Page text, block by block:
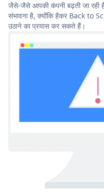
जैसे-जैसे आपकी कंपनी बढ़ती जा रही
संभावना है, क्योंकि हैकर Back to
उठाने का प्रयास कर सकते हैं।